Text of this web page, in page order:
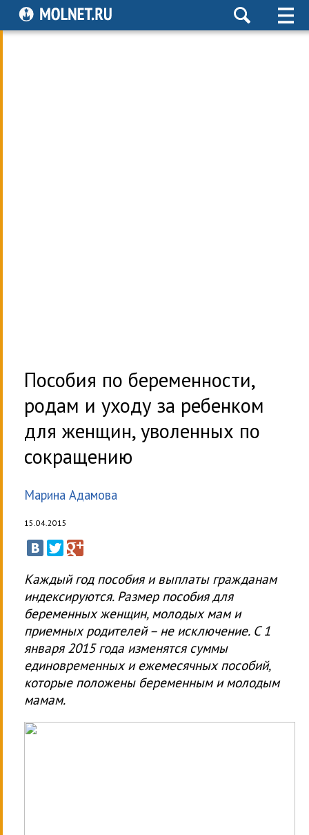
Пособия по беременности,
родам и уходу за ребенком
для женщин, уволенных по
сокращению
Марина Адамова
15.04.2015
Каждый год пособия и выплаты гражданам
индексируются. Размер пособия для
беременных женщин, молодых мам и
приемных родителей – не исключение. C 1
января 2015 года изменятся суммы
единовременных и ежемесячных пособий,
которые положены беременным и молодым
мамам.